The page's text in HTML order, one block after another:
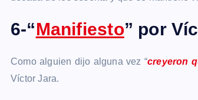
6-“Manifiesto” por
Como alguien dijo alguna vez “creyeron
Víctor Jara.